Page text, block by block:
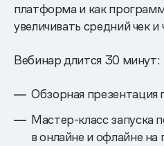
платформа и как
увеличивать средний чек и
Вебинар длится 30 минут:
Обзорная
Мастер-класс запуска
в онлайне и офлайне